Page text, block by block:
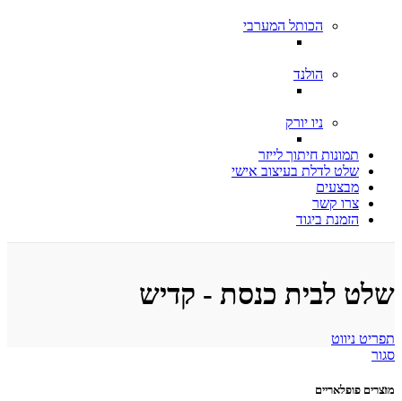
הכותל המערבי
הולנד
ניו יורק
תמונות חיתוך לייזר
שלט לדלת בעיצוב אישי
מבצעים
צרו קשר
הזמנת ביגוד
שלט לבית כנסת - קדיש
תפריט ניווט
סגור
מוצרים פופלאריים